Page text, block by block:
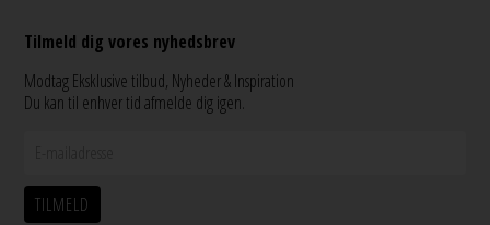
Tilmeld dig vores nyhedsbrev
Modtag Eksklusive tilbud, Nyheder & Inspiration
Du kan til enhver tid afmelde dig igen.